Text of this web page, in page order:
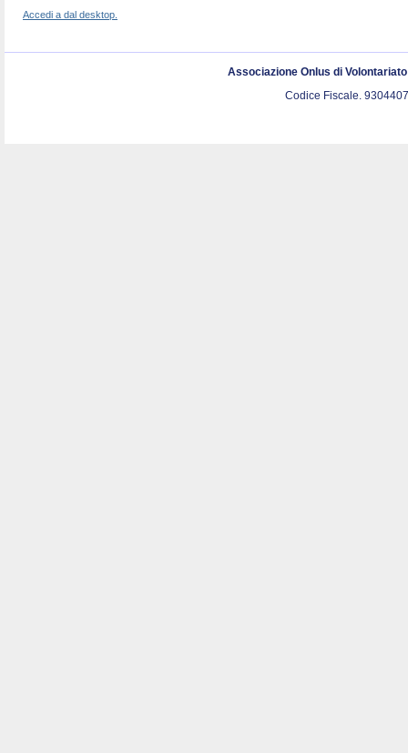
Accedi a dal desktop.
Associazione Onlus di
Codice Fiscale.